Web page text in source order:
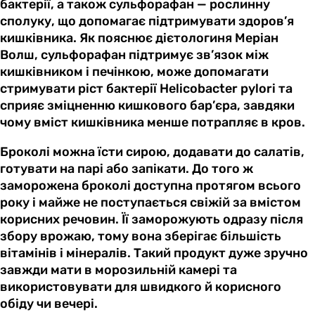
бактерії, а також сульфорафан — рослинну
сполуку, що допомагає підтримувати здоров’я
кишківника. Як пояснює дієтологиня Меріан
Волш, сульфорафан підтримує зв’язок між
кишківником і печінкою, може допомагати
стримувати ріст бактерії Helicobacter pylori та
сприяє зміцненню кишкового бар’єра, завдяки
чому вміст кишківника менше потрапляє в кров.
Броколі можна їсти сирою, додавати до салатів,
готувати на парі або запікати. До того ж
заморожена броколі доступна протягом всього
року і майже не поступається свіжій за вмістом
корисних речовин. Її заморожують одразу після
збору врожаю, тому вона зберігає більшість
вітамінів і мінералів. Такий продукт дуже зручно
завжди мати в морозильній камері та
використовувати для швидкого й корисного
обіду чи вечері.